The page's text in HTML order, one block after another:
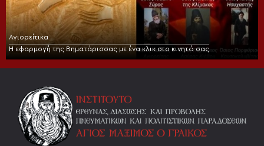
Αγιορείτικα
Η εφαρμογή της Βηματάρισσας με ένα κλικ στο κινητό σας